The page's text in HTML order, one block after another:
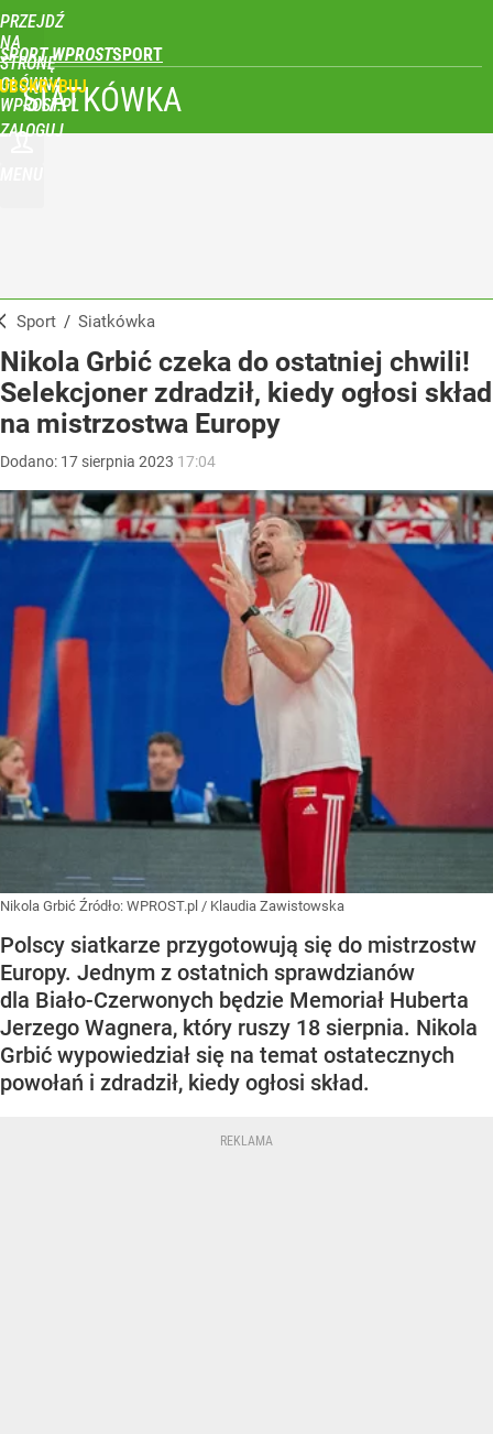
PRZEJDŹ
NA
STRONĘ
GŁÓWNĄ
WPROST.PL
SPORT WPROST
ZALOGUJ
SIATKÓWKA
Sport / Siatkówka
Nikola Grbić czeka do ostatniej chwili!
Selekcjoner zdradził, kiedy ogłosi skład
na mistrzostwa Europy
Dodano: 17 sierpnia 2023 17:04
Nikola Grbić Źródło: WPROST.pl / Klaudia Zawistowska
Polscy siatkarze przygotowują się do mistrzostw
Europy. Jednym z ostatnich sprawdzianów
dla Biało-Czerwonych będzie Memoriał Huberta
Jerzego Wagnera, który ruszy 18 sierpnia. Nikola
Grbić wypowiedział się na temat ostatecznych
powołań i zdradził, kiedy ogłosi skład.